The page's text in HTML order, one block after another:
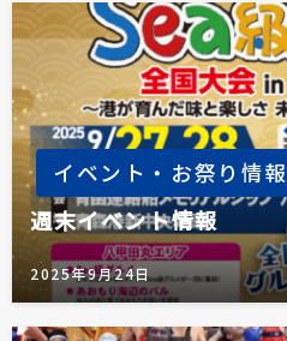
イベント・お祭り情報
週末イベント情報
2025年9月24日